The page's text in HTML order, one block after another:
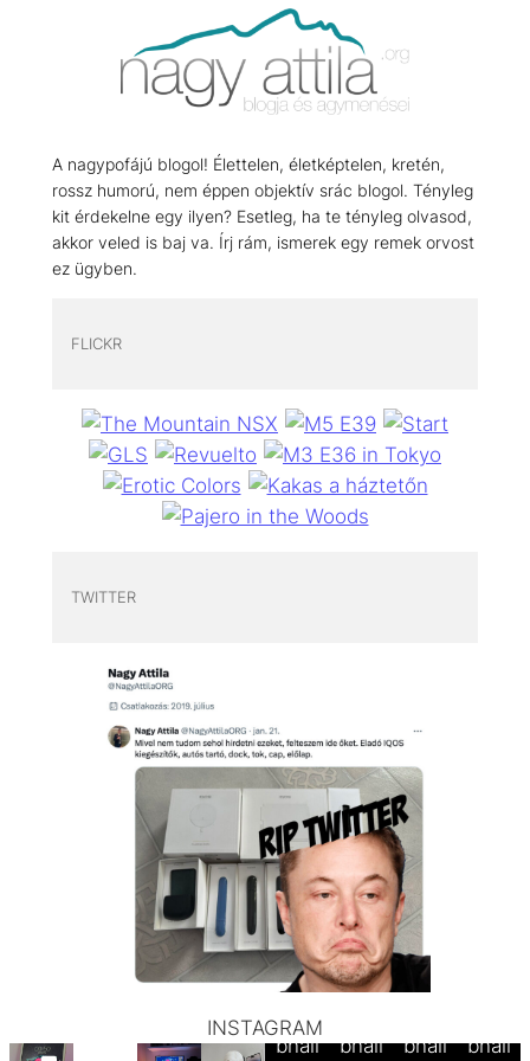
A nagypofájú blogol! Élettelen, életképtelen, kretén,
rossz humorú, nem éppen objektív srác blogol. Tényleg
kit érdekelne egy ilyen? Esetleg, ha te tényleg olvasod,
akkor veled is baj va. Írj rám, ismerek egy remek orvost
ez ügyben.
FLICKR
TWITTER
INSTAGRAM
Thum
bnail
bnail
bnail
bnail